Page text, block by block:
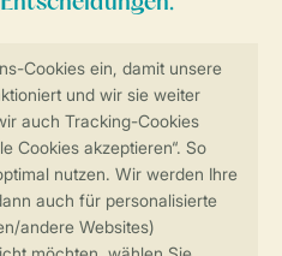
Buchung